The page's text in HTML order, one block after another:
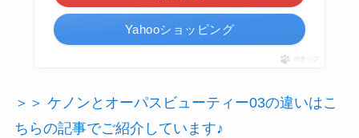
Yahooショッピング
ポチップ
＞＞ ケノンとオーパスビューティー03の違いはこ
ちらの記事でご紹介しています♪